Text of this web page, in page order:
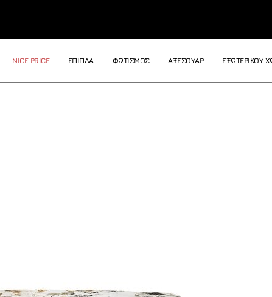
NICE PRICE ΕΠΙΠΛΑ ΦΩΤΙΣΜΟΣ ΑΞΕΣΟΥΑΡ ΕΞΩΤΕΡΙΚΟΥ